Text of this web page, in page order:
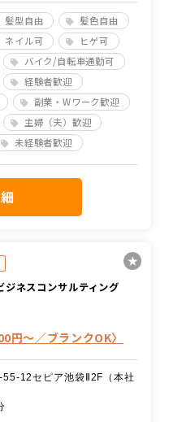
髪型自由
髪色自由
ネイル可
ヒゲ可
バイク/自転車通勤可
経験者歓迎
副業・Wワーク歓迎
主婦（夫）歓迎
未経験者歓迎
ジネスコンサルティング
円～／ブランクOK〉
12セピア池袋Ⅱ2F（本社